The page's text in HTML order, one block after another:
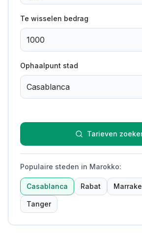
Te wisselen bedrag
Ophaalpunt stad
Tarieven
Populaire steden in Marokko:
Casablanca Rabat
Tanger